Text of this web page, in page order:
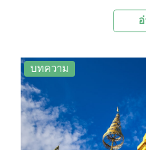
ที่ไหลมาบรรจบกันท่าม
ชีวิตของชาวหลวงพระ
แดนแห่งความศรัทธา
บทความ